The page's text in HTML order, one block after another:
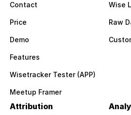
Contact
Price
Demo
Features
Wisetracker Tester (APP)
Meetup Framer
Wise
Raw
Attribution